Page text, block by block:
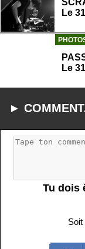
Le
Le
►
Tu dois